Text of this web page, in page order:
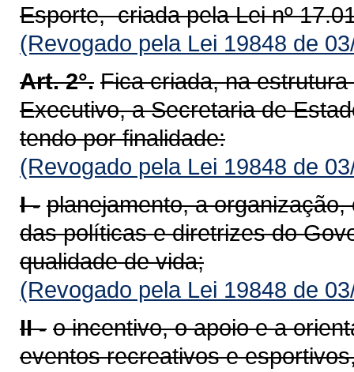
Esporte, criada pela Lei nº
(Revogado pela Lei 19848 de
Art. 2°. Fica criada, na
Executivo, a Secretaria de
tendo por finalidade:
(Revogado pela Lei 19848 de
I - planejamento, a
das políticas e diretrizes do
qualidade de vida;
(Revogado pela Lei 19848 de
II - o incentivo, o apoio e a
eventos recreativos e